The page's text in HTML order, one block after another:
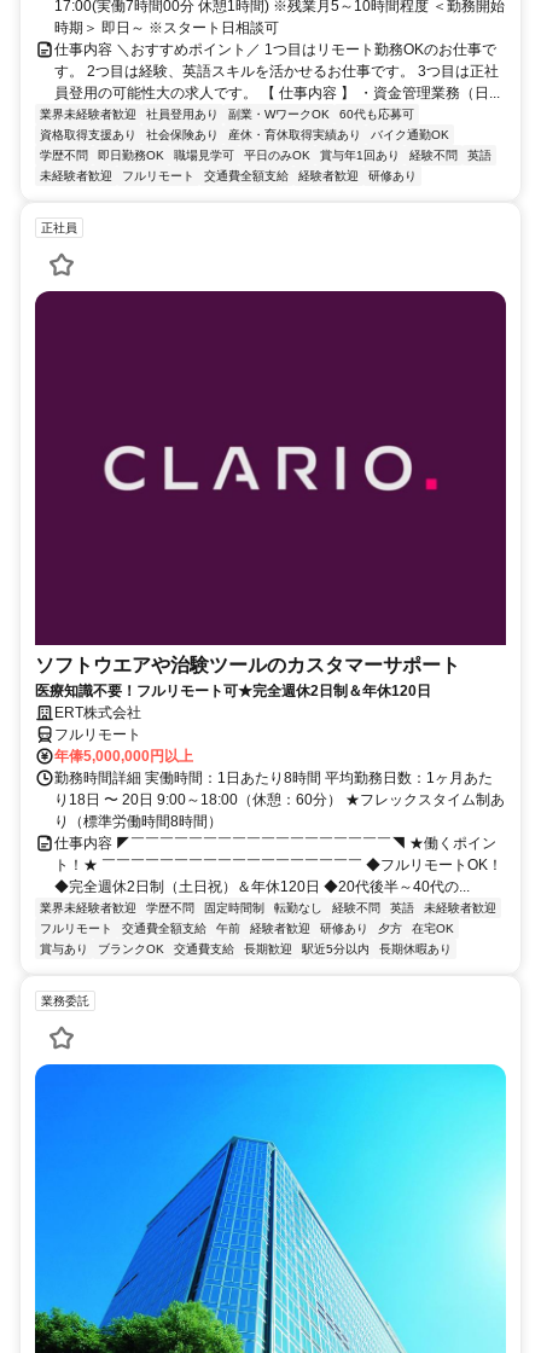
17:00(実働7時間00分 休憩1時間) ※残業月5～10時間程度 ＜勤務開始
時期＞ 即日～ ※スタート日相談可
仕事内容 ＼おすすめポイント／ 1つ目はリモート勤務OKのお仕事で
す。 2つ目は経験、英語スキルを活かせるお仕事です。 3つ目は正社
員登用の可能性大の求人です。 【 仕事内容 】 ・資金管理業務（日...
業界未経験者歓迎 社員登用あり 副業・WワークOK
60代も応募可
資格取得支援あり
社会保険あり 産休・育休取得実績あり
バイク通勤OK
学歴不問
即日勤務OK 職場見学可 平日のみOK 賞与年1回あり 経験不問
英語
未経験者歓迎
フルリモート 交通費全額支給 経験者歓迎 研修あり
正社員
ソフトウエアや治験ツールのカスタマーサポート
医療知識不要！フルリモート可★完全週休2日制＆年休120日
ERT株式会社
フルリモート
年俸5,000,000円以上
勤務時間詳細 実働時間：1日あたり8時間 平均勤務日数：1ヶ月あた
り18日 〜 20日 9:00～18:00（休憩：60分） ★フレックスタイム制あ
り（標準労働時間8時間）
仕事内容 ◤￣￣￣￣￣￣￣￣￣￣￣￣￣￣￣￣￣￣◥ ★働くポイン
ト！★ ￣￣￣￣￣￣￣￣￣￣￣￣￣￣￣￣￣￣ ◆フルリモートOK！
◆完全週休2日制（土日祝）＆年休120日 ◆20代後半～40代の...
業界未経験者歓迎 学歴不問 固定時間制 転勤なし 経験不問 英語
未経験者歓迎
フルリモート
交通費全額支給 午前 経験者歓迎 研修あり 夕方
在宅OK
賞与あり
ブランクOK 交通費支給 長期歓迎 駅近5分以内 長期休暇あり
業務委託